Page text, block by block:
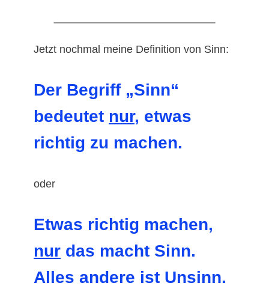
Jetzt nochmal meine Definition von Sinn:
Der Begriff „Sinn“
bedeutet nur, etwas
richtig zu machen.
oder
Etwas richtig machen,
nur das macht Sinn.
Alles andere ist Unsinn.